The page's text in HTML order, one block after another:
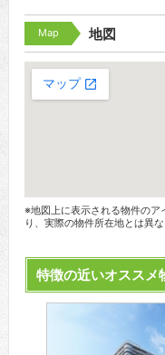
Map 地図
※地図上に表示される物件のア
り、実際の物件所在地とは異
特徴の近いオススメ